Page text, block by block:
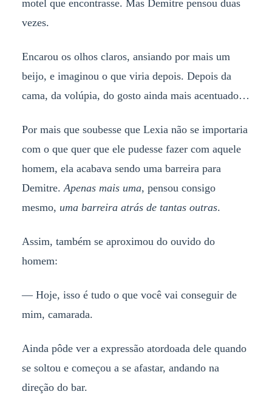
motel que encontrasse. Mas Demitre pensou duas
vezes.
Encarou os olhos claros, ansiando por mais um
beijo, e imaginou o que viria depois. Depois da
cama, da volúpia, do gosto ainda mais acentuado…
Por mais que soubesse que Lexia não se importaria
com o que quer que ele pudesse fazer com aquele
homem, ela acabava sendo uma barreira para
Demitre.Apenas mais uma, pensou consigo
mesmo, uma barreira atrás de tantas outras.
Assim, também se aproximou do ouvido do
homem:
— Hoje, isso é tudo o que você vai conseguir de
mim, camarada.
Ainda pôde ver a expressão atordoada dele quando
se soltou e começou a se afastar, andando na
direção do bar.